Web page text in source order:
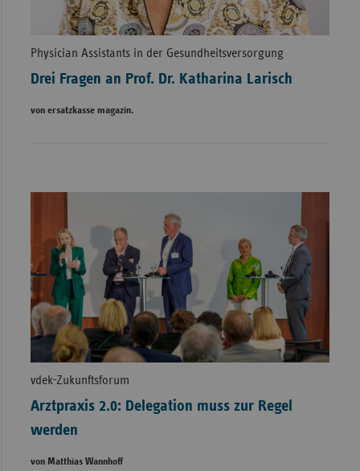
Physician Assistants in der Gesundheitsversorgung
Drei Fragen an Prof. Dr. Katharina Larisch
von ersatzkasse magazin.
vdek-Zukunftsforum
Arztpraxis 2.0: Delegation muss zur Regel
werden
von Matthias Wannhoff